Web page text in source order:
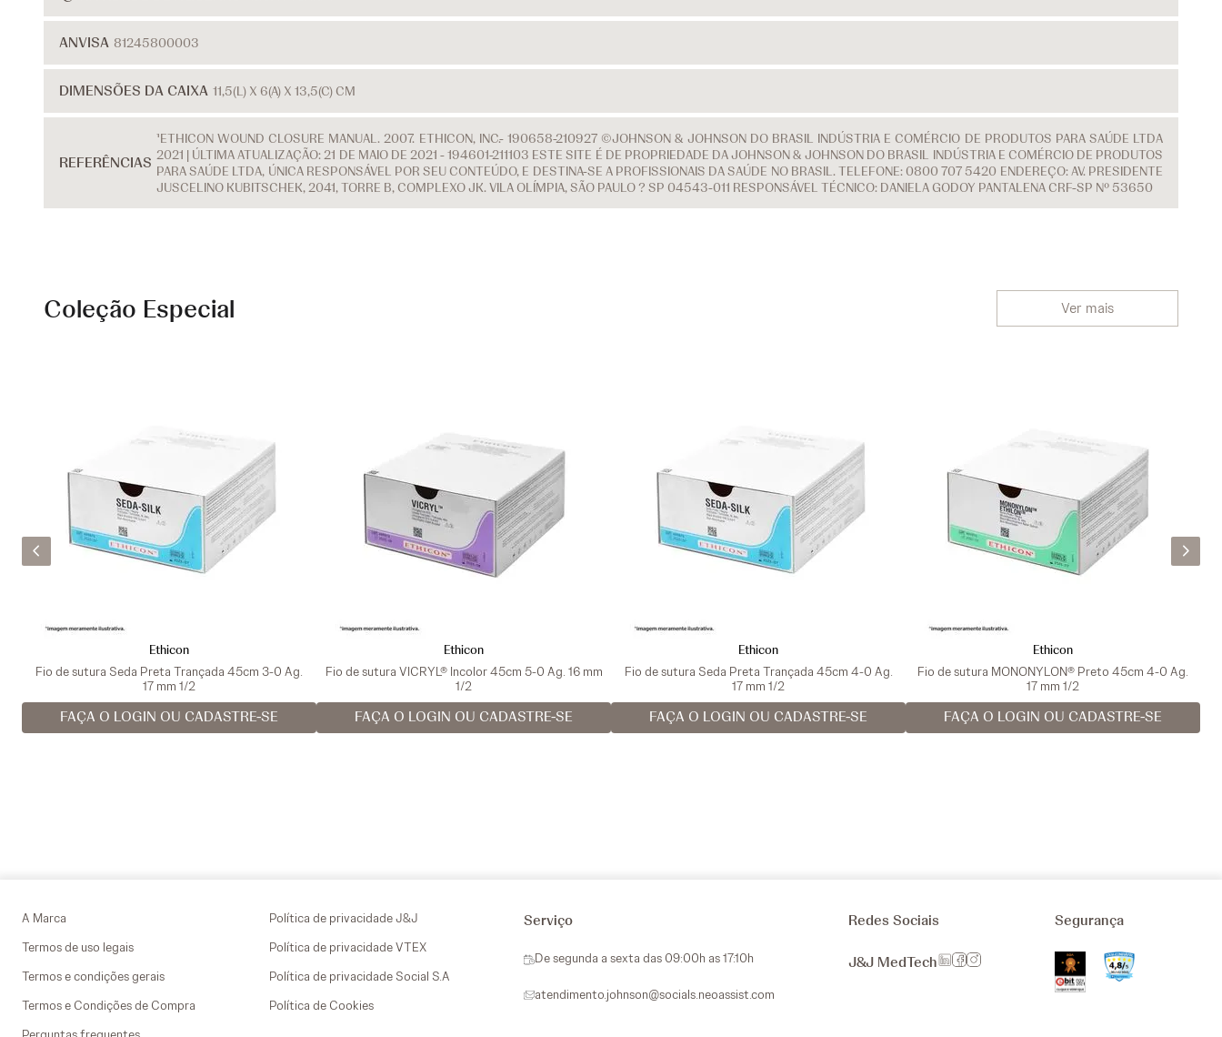
ANVISA 81245800003
DIMENSÕES DA CAIXA 11,5(L) X 6(A) X 13,5(C) CM
REFERÊNCIAS
¹ETHICON WOUND CLOSURE MANUAL. 2007. ETHICON, INC.- 190658-210927 ©JOHNSON & JOHNSON DO BRASIL INDÚSTRIA E COMÉRCIO DE PRODUTOS PARA SAÚDE LTDA
2021 | ÚLTIMA ATUALIZAÇÃO: 21 DE MAIO DE 2021 - 194601-211103 ESTE SITE É DE PROPRIEDADE DA JOHNSON & JOHNSON DO BRASIL INDÚSTRIA E COMÉRCIO DE PRODUTOS
PARA SAÚDE LTDA, ÚNICA RESPONSÁVEL POR SEU CONTEÚDO, E DESTINA-SE A PROFISSIONAIS DA SAÚDE NO BRASIL. TELEFONE: 0800 707 5420 ENDEREÇO: AV. PRESIDENTE
JUSCELINO KUBITSCHEK, 2041, TORRE B, COMPLEXO JK. VILA OLÍMPIA, SÃO PAULO ? SP 04543-011 RESPONSÁVEL TÉCNICO: DANIELA GODOY PANTALENA CRF-SP Nº 53650
Coleção Especial Ver mais
Ethicon
Fio de sutura Seda Preta Trançada 45cm 3-0 Ag.
17 mm 1/2
FAÇA O LOGIN OU CADASTRE-SE
Ethicon
Fio de sutura VICRYL® Incolor 45cm 5-0 Ag. 16 mm
1/2
FAÇA O LOGIN OU CADASTRE-SE
Ethicon
Fio de sutura Seda Preta Trançada 45cm 4-0 Ag.
17 mm 1/2
FAÇA O LOGIN OU CADASTRE-SE
Ethicon
Fio de sutura MONONYLON® Preto 45cm 4-0 Ag.
17 mm 1/2
FAÇA O LOGIN OU CADASTRE-SE
A Marca
Termos de uso legais
Termos e condições gerais
Termos e Condições de Compra
Política de privacidade J&J
Política de privacidade VTEX
Política de privacidade Social S.A
Política de Cookies
Serviço
De segunda a sexta das 09:00h as 17:10h
atendimento.johnson@socials.neoassist.com
Redes Sociais
J&J MedTech
Segurança